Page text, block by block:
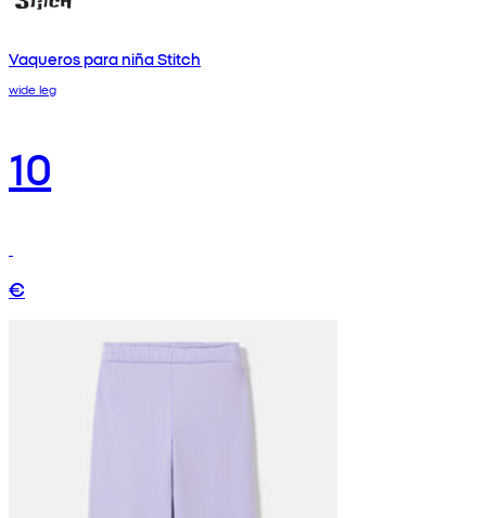
Vaqueros para niña Stitch
wide leg
10
€